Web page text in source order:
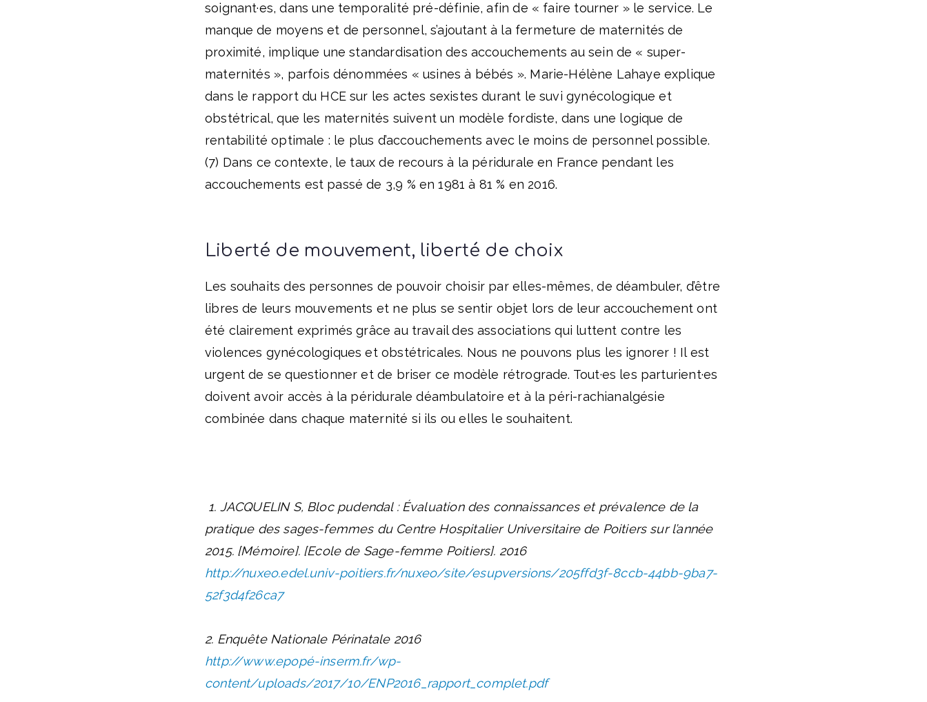
soignant·es, dans une temporalité pré-définie, afin de « faire tourner » le service. Le
manque de moyens et de personnel, s’ajoutant à la fermeture de maternités de
proximité, implique une standardisation des accouchements au sein de « super-
maternités », parfois dénommées « usines à bébés ». Marie-Hélène Lahaye explique
dans le rapport du HCE sur les actes sexistes durant le suvi gynécologique et
obstétrical, que les maternités suivent un modèle fordiste, dans une logique de
rentabilité optimale : le plus d’accouchements avec le moins de personnel possible.
(7) Dans ce contexte, le taux de recours à la péridurale en France pendant les
accouchements est passé de 3,9 % en 1981 à 81 % en 2016.
Liberté de mouvement, liberté de choix
Les souhaits des personnes de pouvoir choisir par elles-mêmes, de déambuler, d’être
libres de leurs mouvements et ne plus se sentir objet lors de leur accouchement ont
été clairement exprimés grâce au travail des associations qui luttent contre les
violences gynécologiques et obstétricales. Nous ne pouvons plus les ignorer ! Il est
urgent de se questionner et de briser ce modèle rétrograde. Tout·es les parturient·es
doivent avoir accès à la péridurale déambulatoire et à la péri-rachianalgésie
combinée dans chaque maternité si ils ou elles le souhaitent.
1. JACQUELIN S, Bloc pudendal : Évaluation des connaissances et prévalence de la
pratique des sages-femmes du Centre Hospitalier Universitaire de Poitiers sur l’année
2015. [Mémoire]. [Ecole de Sage-femme Poitiers]. 2016
http://nuxeo.edel.univ-poitiers.fr/nuxeo/site/esupversions/205ffd3f-8ccb-44bb-9ba7-
52f3d4f26ca7
2. Enquête Nationale Périnatale 2016
http://www.epopé-inserm.fr/wp-
content/uploads/2017/10/ENP2016_rapport_complet.pdf